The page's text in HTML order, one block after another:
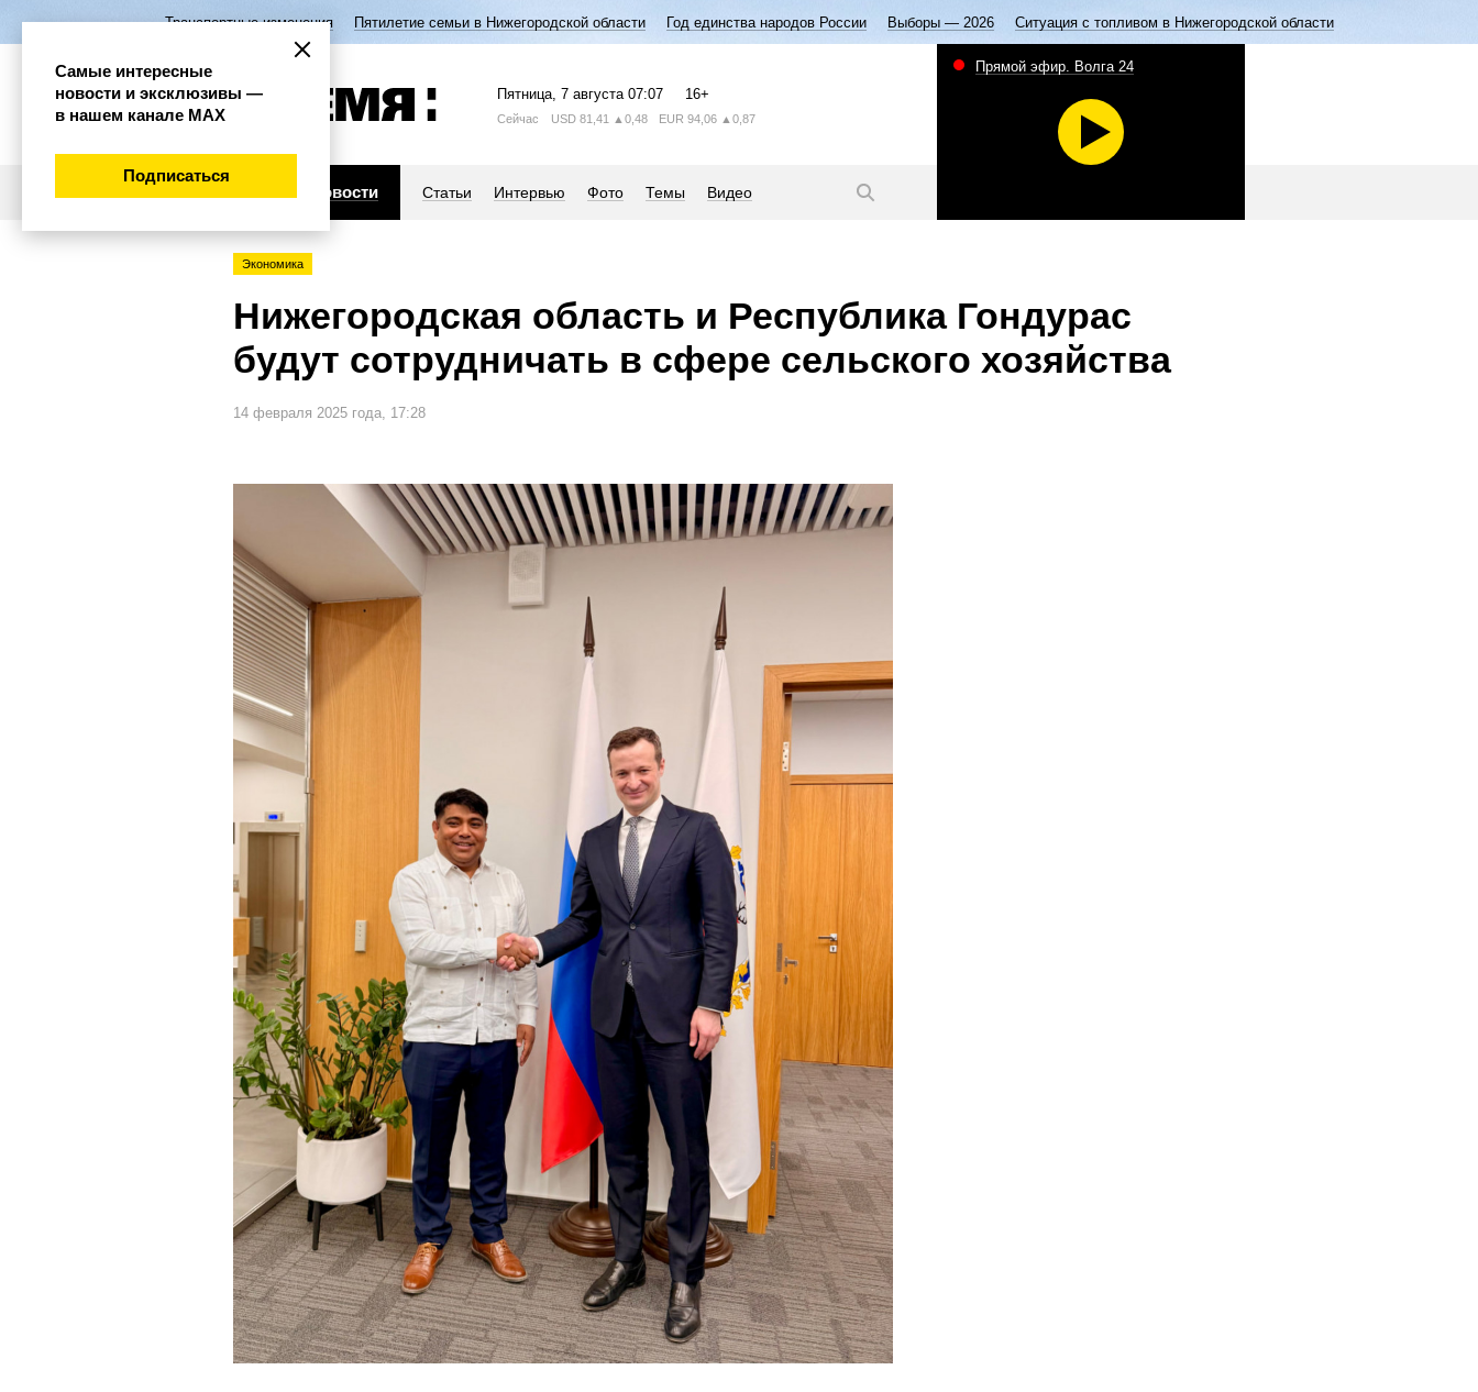
Транспортные изменения Пятилетие семьи в Нижегородской области Год единства народов России Выборы — 2026 Ситуация с топливом в Нижегородской области
Пятница, 7 августа 07:07 16+
Сейчас USD 81,41 ▲0,48 EUR 94,06 ▲0,87
Новости Статьи Интервью Фото Темы Видео
Прямой эфир. Волга 24
Экономика
Нижегородская область и Республика Гондурас
будут сотрудничать в сфере сельского хозяйства
14 февраля 2025 года, 17:28
Самые интересные
новости и эксклюзивы —
в нашем канале МАХ
Подписаться